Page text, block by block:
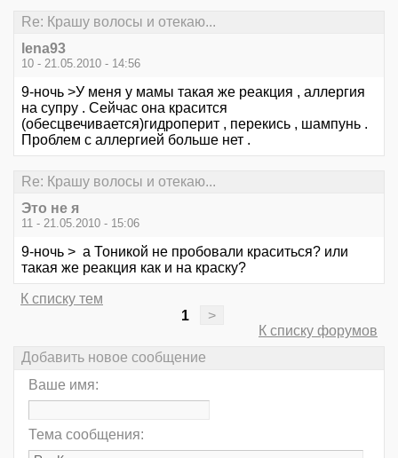
Re: Крашу волосы и отекаю...
lena93
10 - 21.05.2010 - 14:56
9-ночь >У меня у мамы такая же реакция , аллергия
на супру . Сейчас она красится
(обесцвечивается)гидроперит , перекись , шампунь .
Проблем с аллергией больше нет .
Re: Крашу волосы и отекаю...
Это не я
11 - 21.05.2010 - 15:06
9-ночь > а Тоникой не пробовали краситься? или
такая же реакция как и на краску?
К списку тем
1
>
К списку форумов
Добавить новое сообщение
Ваше имя:
Тема сообщения: